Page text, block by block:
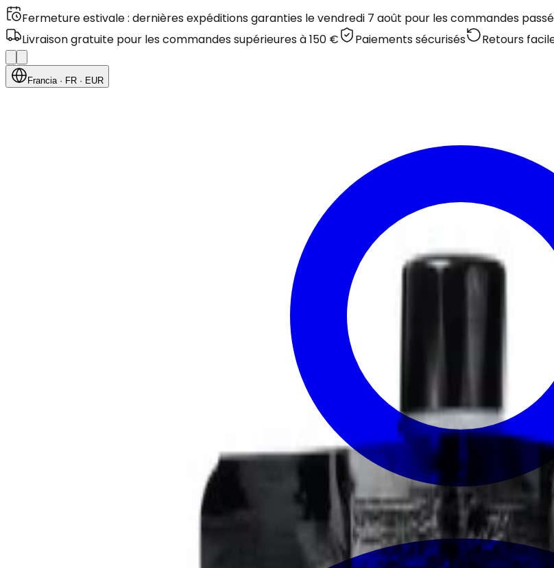
Fermeture estivale : dernières expéditions garanties le vendredi 7 août pour les commandes
Livraison gratuite pour les commandes supérieures à 150 €
Paiements sécurisés Retours
Francia· FR · EUR